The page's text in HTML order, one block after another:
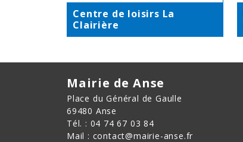
Centre de loisirs La
Clairière
Mairie de Anse
Place du Général de Gaulle
69480 Anse
Tél. : 04 74 67 03 84
Mail : contact@mairie-anse.fr